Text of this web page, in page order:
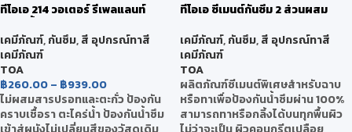
ทีโอเอ 214 วอเตอร์ รีเพลแลนท์
เคมีภัณฑ์,กันซึม,สี อุปกรณ์ทาสี
เคมีภัณฑ์
TOA
฿260.00– ฿939.00
ไม่ผสมสารปรอทและตะกั่ว ป้องกัน
คราบเชื้อรา ตะไคร่น้ำ ป้องกันน้ำซึม
ทีโอเอ ซีเมนต์กันซึม 2 ส่วนผสม
เคมีภัณฑ์,กันซึม,สี อุปกรณ์ทาสี
เคมีภัณฑ์
TOA
ผลิตภัณฑ์ซีเมนต์พิเศษสำหรับฉาบ
หรือทาเพื่อป้องกันน้ำซึมผ่าน 100%
สามารถทาหรือกลิ้งได้บนทุกพื้นผิว